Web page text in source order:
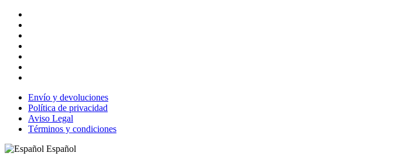
Envío y devoluciones
Política de privacidad
Aviso Legal
Términos y condiciones
Español